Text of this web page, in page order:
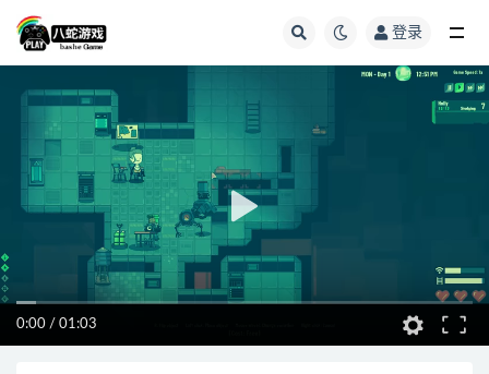
登录
0:00 / 01:03